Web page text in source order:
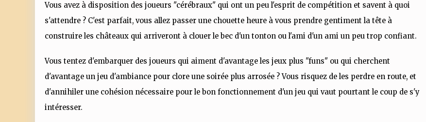
Vous avez à disposition des joueurs "cérébraux" qui ont un peu l'esprit de compétition et savent à quoi
s'attendre ? C'est parfait, vous allez passer une chouette heure à vous prendre gentiment la tête à
construire les châteaux qui arriveront à clouer le bec d'un tonton ou l'ami d'un ami un peu trop confiant.
Vous tentez d'embarquer des joueurs qui aiment d'avantage les jeux plus "funs" ou qui cherchent
d'avantage un jeu d'ambiance pour clore une soirée plus arrosée ? Vous risquez de les perdre en route, et
d'annihiler une cohésion nécessaire pour le bon fonctionnement d'un jeu qui vaut pourtant le coup de s'y
intéresser.